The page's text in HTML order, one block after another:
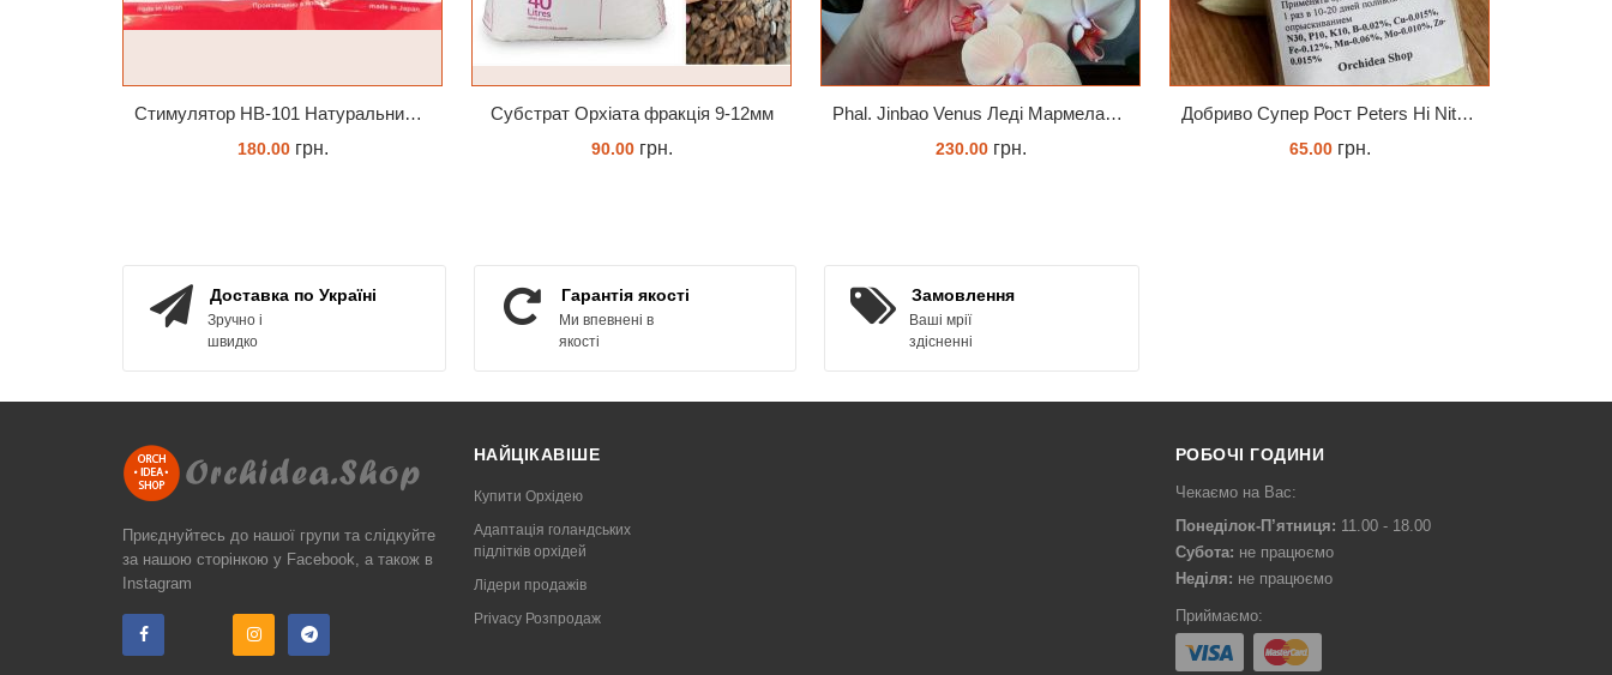
Стимулятор HB-101 Натуральний віталайзер 6 мл
180.00грн.
Субстрат Орхіата фракція 9-12мм
90.00грн.
Phal. Jinbao Venus Леді Мармелад 1.7 (торфстакан)
230.00грн.
Добриво Супер Рост Peters Hi Nitro 30-10-10 + мікроелементи
65.00грн.
Доставка по Україні
Зручно і
швидко
Гарантія якості
Ми впевнені в
якості
Замовлення
Ваші мрії
здісненні
Приєднуйтесь до нашої групи та слідкуйте
за нашою сторінкою у Facebook, а також в
Instagram
НАЙЦІКАВІШЕ
Купити Орхідею
Адаптація голандських
підлітків орхідей
Лідери продажів
Privacy Розпродаж
РОБОЧІ ГОДИНИ
Чекаємо на Вас:
Понеділок-П’ятниця: 11.00 - 18.00
Субота: не працюємо
Неділя: не працюємо
Приймаємо: